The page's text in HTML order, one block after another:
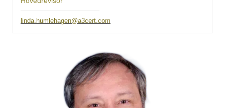
linda.humlehagen@a3cert.com